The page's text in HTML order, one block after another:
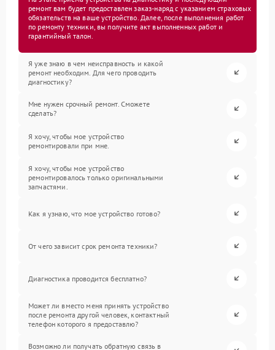
ремонт вам будет предоставлен заказ-наряд с указанием страховых
обязательств на ваше устройство. Далее, после выполнения работ
по ремонту техники, вы получите акт выполненных работ и
гарантийный талон.
Я уже знаю в чем неисправность и какой
ремонт необходим. Для чего проводить
диагностику?
Мне нужен срочный ремонт. Сможете
сделать?
Я хочу, чтобы мое устройство
ремонтировали при мне.
Я хочу, чтобы мое устройство
ремонтировалось только оригинальными
запчастями.
Как я узнаю, что мое устройство готово?
От чего зависит срок ремонта техники?
Диагностика проводится бесплатно?
Может ли вместо меня принять устройство
после ремонта другой человек, контактный
телефон которого я предоставлю?
Возможно ли получать обратную связь в